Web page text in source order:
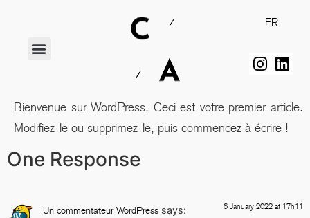
FR
Bienvenue sur WordPress. Ceci est votre premier article.
Modifiez-le ou supprimez-le, puis commencez à écrire !
One Response
Un commentateur WordPress says: 6 January 2022 at 17h11